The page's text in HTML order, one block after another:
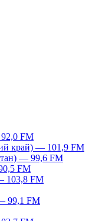
FM
край) — 101,9 FM
— 99,6 FM
FM
103,8 FM
99,1 FM